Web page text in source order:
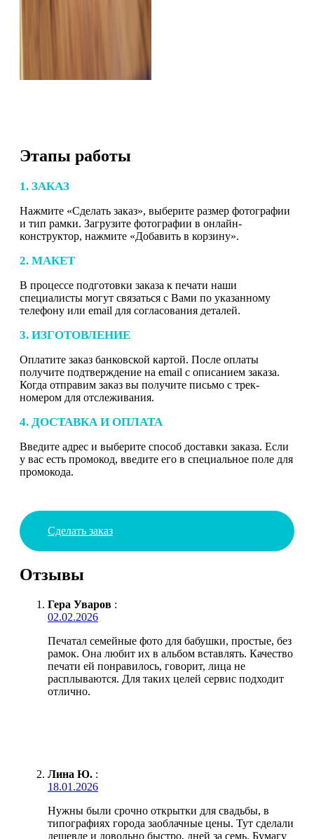
Этапы работы
1. ЗАКАЗ
Нажмите «Сделать заказ», выберите размер фотографии
и тип рамки. Загрузите фотографии в онлайн-
конструктор, нажмите «Добавить в корзину».
2. МАКЕТ
В процессе подготовки заказа к печати наши
специалисты могут связаться с Вами по указанному
телефону или email для согласования деталей.
3. ИЗГОТОВЛЕНИЕ
Оплатите заказ банковской картой. После оплаты
получите подтверждение на email с описанием заказа.
Когда отправим заказ вы получите письмо с трек-
номером для отслеживания.
4. ДОСТАВКА И ОПЛАТА
Введите адрес и выберите способ доставки заказа. Если
у вас есть промокод, введите его в специальное поле для
промокода.
Сделать заказ
Отзывы
Гера Уваров :
02.02.2026
Печатал семейные фото для бабушки, простые, без
рамок. Она любит их в альбом вставлять. Качество
печати ей понравилось, говорит, лица не
расплываются. Для таких целей сервис подходит
отлично.
Лина Ю. :
18.01.2026
Нужны были срочно открытки для свадьбы, в
типографиях города заоблачные цены. Тут сделали
дешевле и довольно быстро, дней за семь. Бумагу